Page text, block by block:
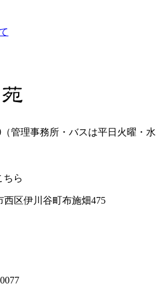
管理事務所・バスは平日火曜・水
ちら
西区伊川谷町布施畑475